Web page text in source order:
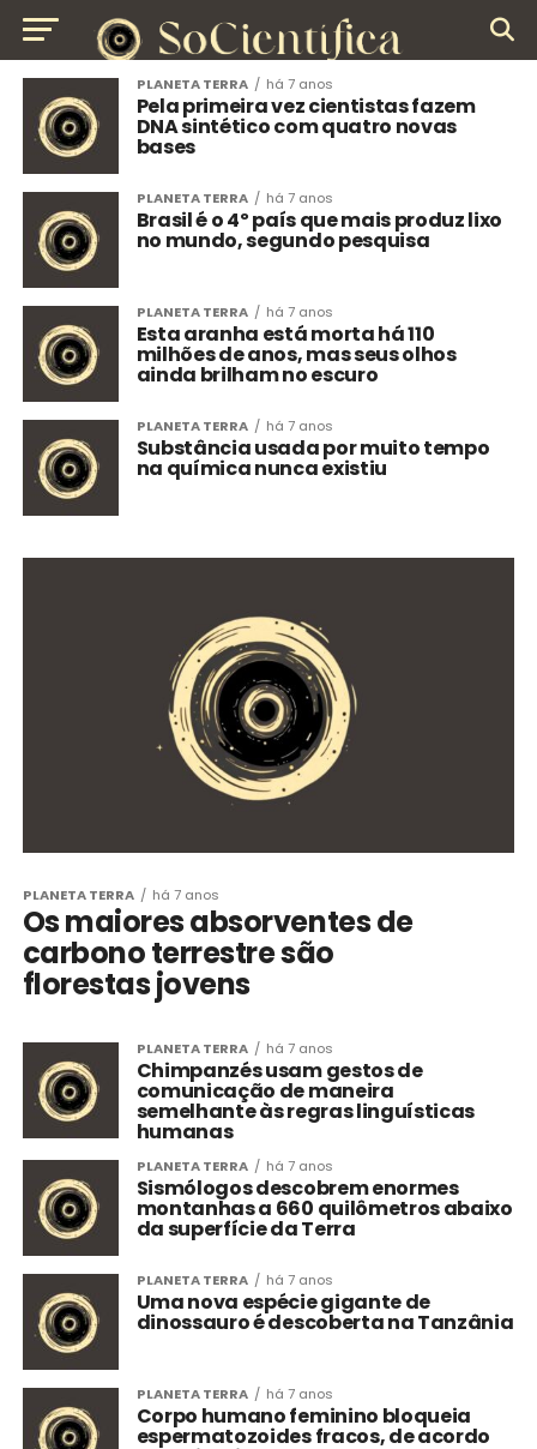
PLANETA TERRA há 7 anos
Pela primeira vez cientistas fazem
DNA sintético com quatro novas
bases
PLANETA TERRA há 7 anos
Brasil é o 4º país que mais produz lixo
no mundo, segundo pesquisa
PLANETA TERRA há 7 anos
Esta aranha está morta há 110
milhões de anos, mas seus olhos
ainda brilham no escuro
PLANETA TERRA há 7 anos
Substância usada por muito tempo
na química nunca existiu
PLANETA TERRA há 7 anos
Os maiores absorventes de
carbono terrestre são
florestas jovens
PLANETA TERRA há 7 anos
Chimpanzés usam gestos de
comunicação de maneira
semelhante às regras linguísticas
humanas
PLANETA TERRA há 7 anos
Sismólogos descobrem enormes
montanhas a 660 quilômetros abaixo
da superfície da Terra
PLANETA TERRA há 7 anos
Uma nova espécie gigante de
dinossauro é descoberta na Tanzânia
PLANETA TERRA há 7 anos
Corpo humano feminino bloqueia
espermatozoides fracos, de acordo